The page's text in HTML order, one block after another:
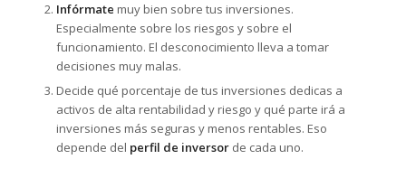
Infórmate muy bien sobre tus inversiones.
Especialmente sobre los riesgos y sobre el
funcionamiento. El desconocimiento lleva a tomar
decisiones muy malas.
Decide qué porcentaje de tus inversiones dedicas a
activos de alta rentabilidad y riesgo y qué parte irá a
inversiones más seguras y menos rentables. Eso
depende del perfil de inversorde cada uno.